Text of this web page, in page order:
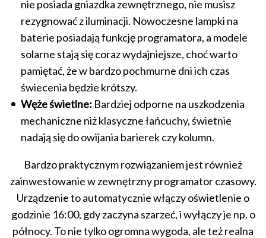
nie posiada gniazdka zewnętrznego, nie musisz
rezygnować z iluminacji. Nowoczesne lampki na
baterie posiadają funkcję programatora, a modele
solarne stają się coraz wydajniejsze, choć warto
pamiętać, że w bardzo pochmurne dni ich czas
świecenia będzie krótszy.
Węże świetlne: Bardziej odporne na uszkodzenia
mechaniczne niż klasyczne łańcuchy, świetnie
nadają się do owijania barierek czy kolumn.
Bardzo praktycznym rozwiązaniem jest również
zainwestowanie w zewnętrzny programator czasowy.
Urządzenie to automatycznie włączy oświetlenie o
godzinie 16:00, gdy zaczyna szarzeć, i wyłączy je np. o
północy. To nie tylko ogromna wygoda, ale też realna